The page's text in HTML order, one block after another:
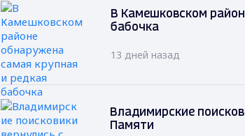
В Камешковском
бабочка
13 дней назад
Владимирские
Памяти